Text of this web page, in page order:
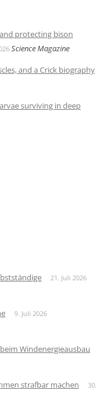
protecting bison
Science Magazine
and a Crick biography
surviving in deep
21. Juli 2026
9. Juli 2026
Windenergieausbau
strafbar machen
30.